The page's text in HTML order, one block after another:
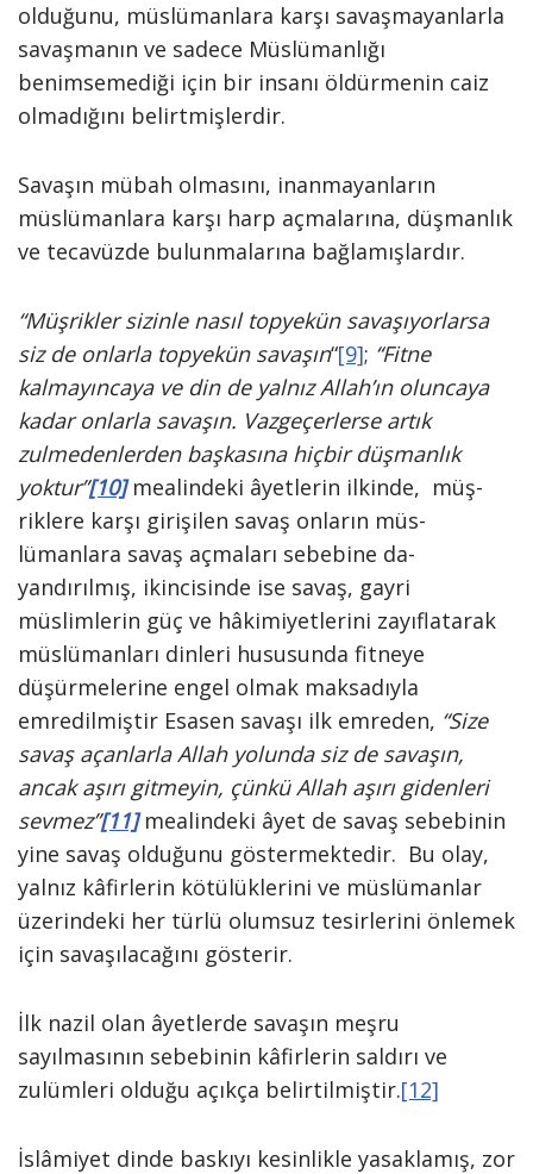
olduğunu, müslümanlara karşı savaşmayanlarla
savaşmanın ve sadece Müslümanlığı
benimsemediği için bir in­sanı öldürmenin caiz
olmadığını belirt­mişlerdir.
Savaşın mübah olmasını, inanmayan­ların
müslümanlara karşı harp açmala­rına, düşmanlık
ve tecavüzde bulunma­larına bağlamışlardır.
“Müş­rikler sizinle nasıl topyekün savaşıyorlar­sa
siz de onlarla topyekün savaşın“[9]; “Fitne
kalmayıncaya ve din de yalnız Allah’ın oluncaya
kadar onlarla savaşın. Vazgeçerlerse artık
zulmeden­lerden başkasına hiçbir düşmanlık
yoktur”[10]mealindeki âyet­lerin ilkinde, müş­
riklere karşı girişilen savaş onların müs­
lümanlara savaş açmaları sebebine da­
yandırılmış, ikincisinde ise savaş, gayri
müslimlerin güç ve hâkimiyetlerini zayıf­latarak
müslümanları dinleri hususun­da fitneye
düşürmelerine engel olmak maksadıyla
emredilmiştir Esasen savaşı ilk emreden, “Si­ze
savaş açanlarla Allah yolunda siz de savaşın,
ancak aşırı gitmeyin, çünkü Allah aşırı gidenleri
sevmez”[11]mealindeki âyet de savaş sebebi­nin
yine savaş olduğunu göstermektedir. Bu olay,
yalnız kâfirlerin kötülüklerini ve müslümanlar
üzerindeki her türlü olum­suz tesirlerini önlemek
için savaşılaca­ğını gösterir.
İlk nazil olan âyetlerde sava­şın meşru
sayılmasının sebebinin kâfir­lerin saldırı ve
zulümleri olduğu açıkça belirtilmiştir.[12]
İslâmiyet dinde baskıyı kesinlikle ya­saklamış, zor